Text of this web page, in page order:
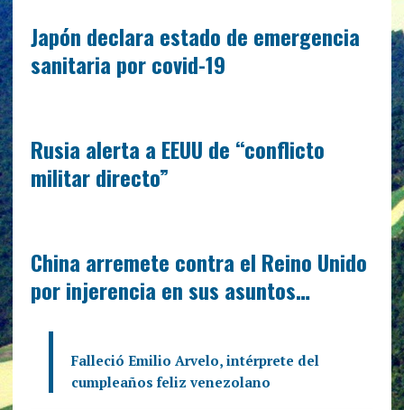
Japón declara estado de emergencia
sanitaria por covid-19
Rusia alerta a EEUU de “conflicto
militar directo”
China arremete contra el Reino Unido
por injerencia en sus asuntos…
Falleció Emilio Arvelo, intérprete del
cumpleaños feliz venezolano